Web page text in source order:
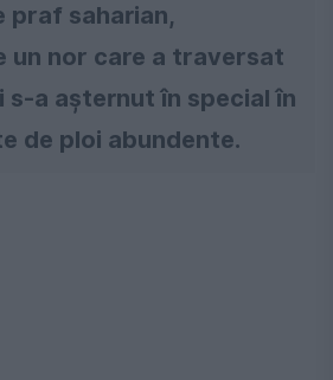
praf saharian,
nor care a traversat
a așternut în special în
de ploi abundente.